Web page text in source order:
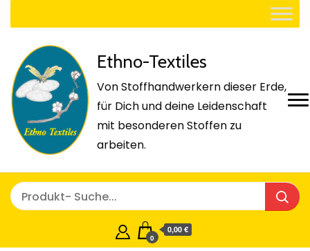
Ethno-Textiles
Von Stoffhandwerkern dieser Erde,
für Dich und deine Leidenschaft
mit besonderen Stoffen zu
arbeiten.
0
0,00 €